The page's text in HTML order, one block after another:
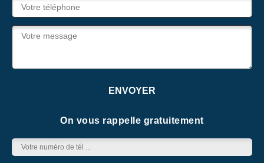
On vous rappelle gratuitement